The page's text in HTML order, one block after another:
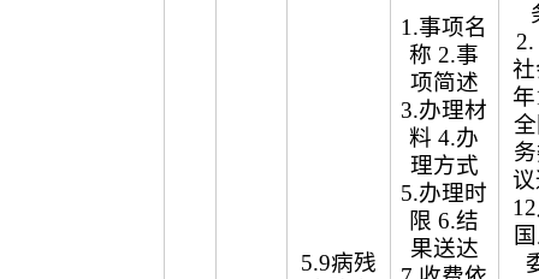
5.9病残
1.事项名
称 2.事
项简述
3.办理材
料 4.办
理方式
5.办理时
限 6.结
果送达